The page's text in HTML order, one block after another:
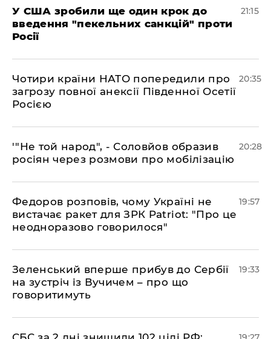
​У США зробили ще один крок до
введення "пекельних санкцій" проти
Росії
21:15
​Чотири країни НАТО попередили про
загрозу повної анексії Південної Осетії
Росією
20:35
​'"Не той народ", - Соловйов образив
росіян через розмови про мобілізацію
20:28
​Федоров розповів, чому Україні не
вистачає ракет для ЗРК Patriot: "Про це
неодноразово говорилося"
19:57
​Зеленський вперше прибув до Сербії
на зустріч із Вучичем – про що
говоритимуть
19:33